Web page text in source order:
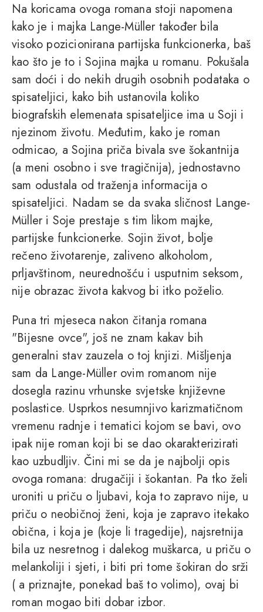
Na koricama ovoga romana stoji napomena
kako je i majka Lange-Müller također bila
visoko pozicionirana partijska funkcionerka, baš
kao što je to i Sojina majka u romanu. Pokušala
sam doći i do nekih drugih osobnih podataka o
spisateljici, kako bih ustanovila koliko
biografskih elemenata spisateljice ima u Soji i
njezinom životu. Međutim, kako je roman
odmicao, a Sojina priča bivala sve šokantnija
(a meni osobno i sve tragičnija), jednostavno
sam odustala od traženja informacija o
spisateljici. Nadam se da svaka sličnost Lange-
Müller i Soje prestaje s tim likom majke,
partijske funkcionerke. Sojin život, bolje
rečeno životarenje, zaliveno alkoholom,
prljavštinom, neurednošću i usputnim seksom,
nije obrazac života kakvog bi itko poželio.
Puna tri mjeseca nakon čitanja romana
"Bijesne ovce", još ne znam kakav bih
generalni stav zauzela o toj knjizi. Mišljenja
sam da Lange-Müller ovim romanom nije
dosegla razinu vrhunske svjetske književne
poslastice. Usprkos nesumnjivo karizmatičnom
vremenu radnje i tematici kojom se bavi, ovo
ipak nije roman koji bi se dao okarakterizirati
kao uzbudljiv. Čini mi se da je najbolji opis
ovoga romana: drugačiji i šokantan. Pa tko želi
uroniti u priču o ljubavi, koja to zapravo nije, u
priču o neobičnoj ženi, koja je zapravo itekako
obična, i koja je (koje li tragedije), najsretnija
bila uz nesretnog i dalekog muškarca, u priču o
melankoliji i sjeti, i biti pri tome šokiran do srži
( a priznajte, ponekad baš to volimo), ovaj bi
roman mogao biti dobar izbor.